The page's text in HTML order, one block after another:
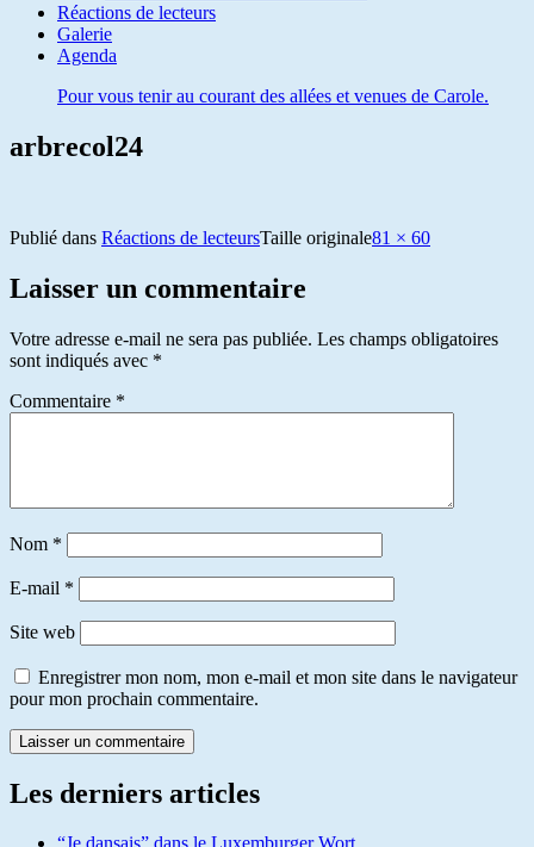
Réactions de lecteurs
Galerie
Agenda
Pour vous tenir au courant des allées et venues de Carole.
arbrecol24
Publié dans Réactions de lecteursTaille originale81 × 60
Laisser un commentaire
Votre adresse e-mail ne sera pas publiée. Les champs obligatoires
sont indiqués avec *
Commentaire *
Nom *
E-mail *
Site web
Enregistrer mon nom, mon e-mail et mon site dans le navigateur
pour mon prochain commentaire.
Les derniers articles